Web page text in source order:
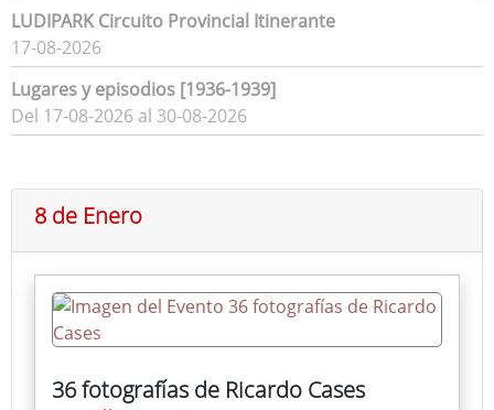
LUDIPARK Circuito Provincial Itinerante
17-08-2026
Lugares y episodios [1936-1939]
Del 17-08-2026 al 30-08-2026
8 de Enero
36 fotografías de Ricardo Cases